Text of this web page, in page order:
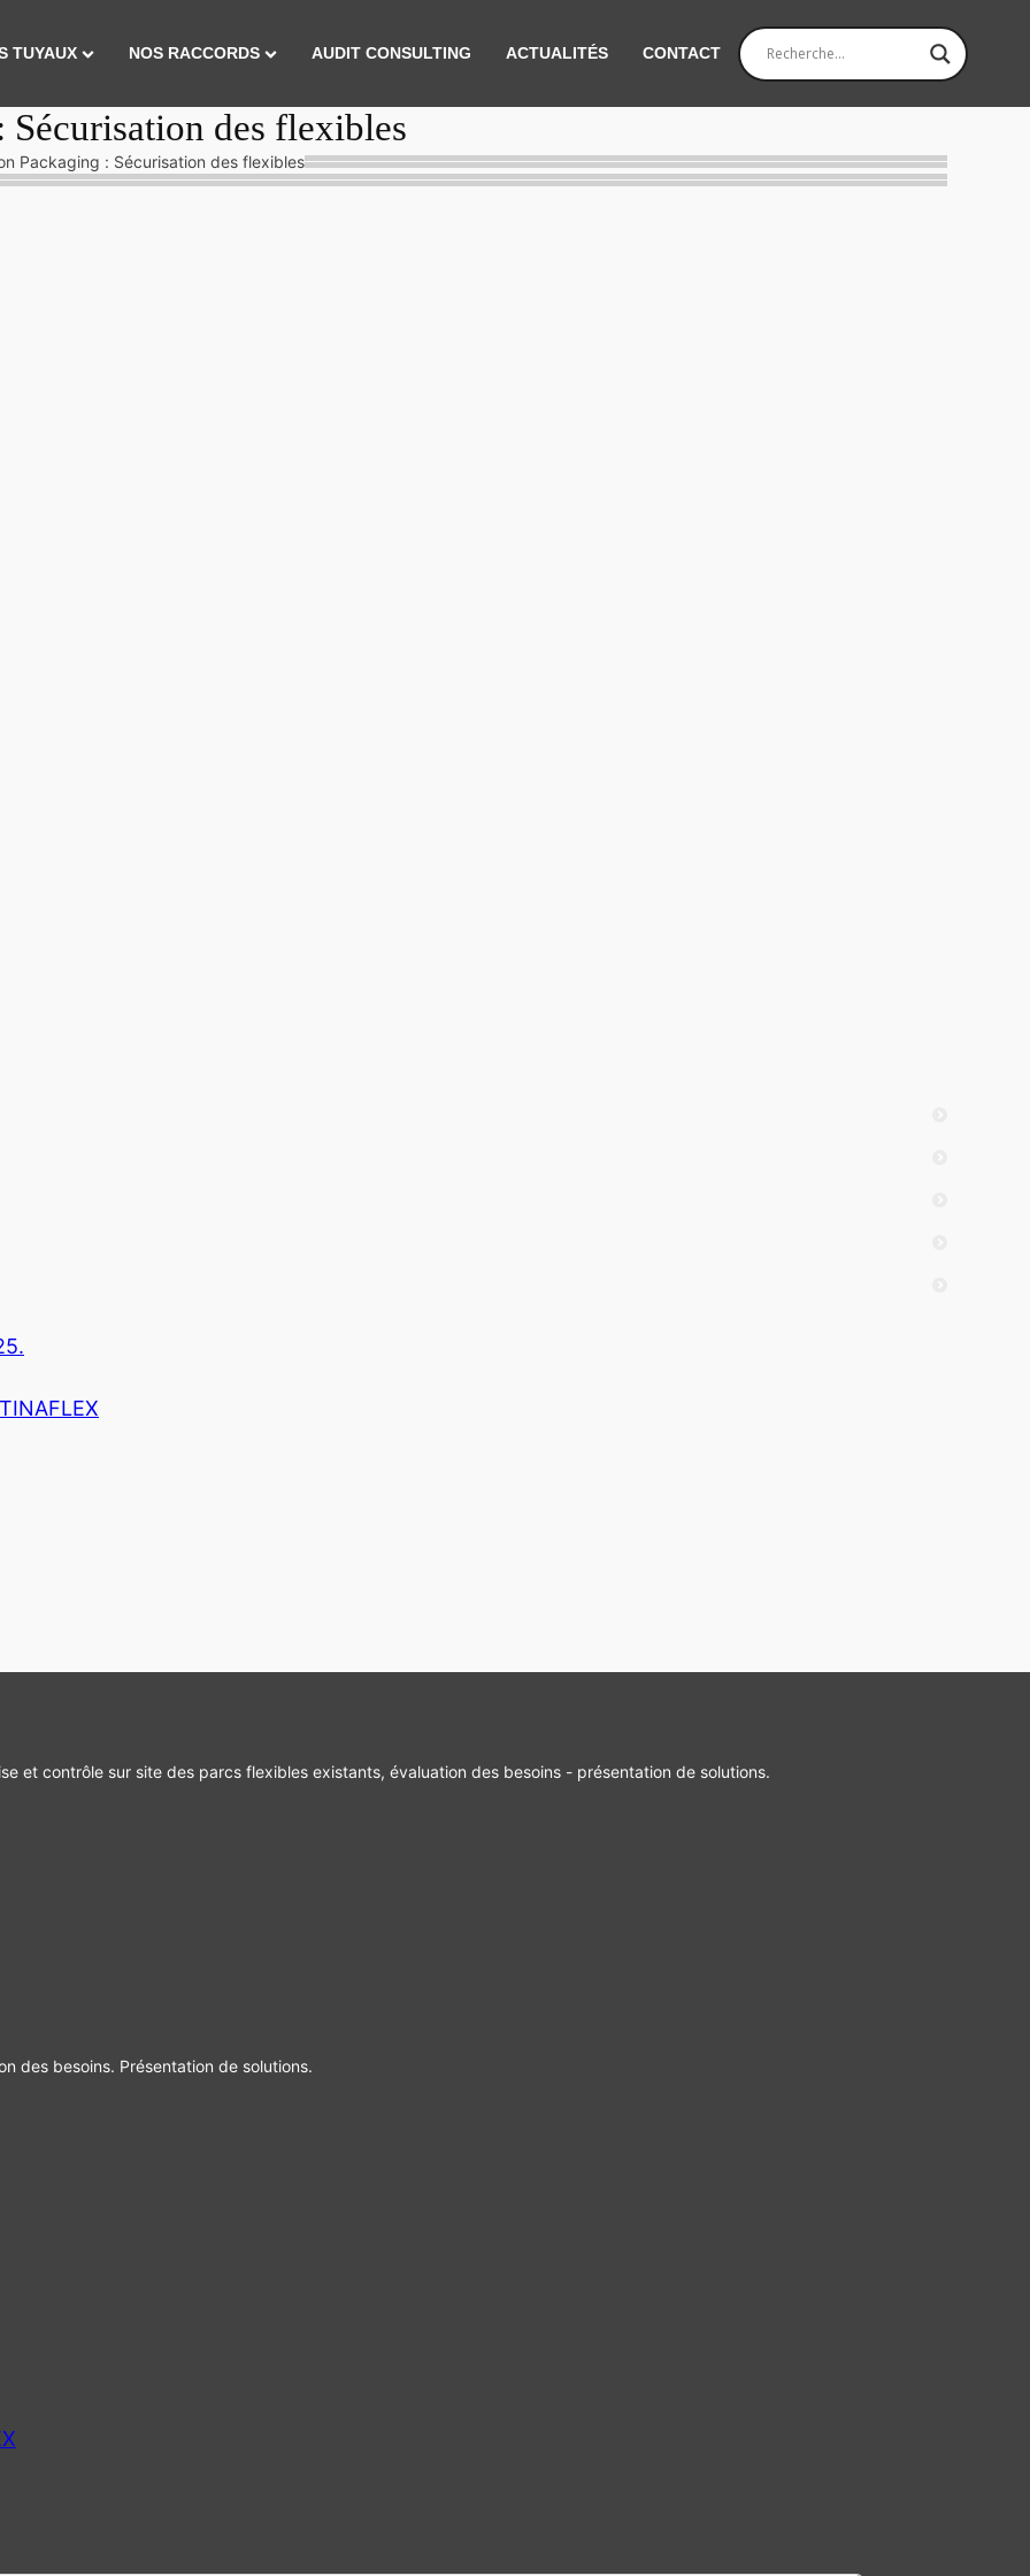
TUYAUX NOS RACCORDS AUDIT CONSULTING ACTUALITÉS CONTACT
des flexibles
Packaging : Sécurisation des flexibles
et contrôle sur site des parcs flexibles existants, évaluation des besoins - présentation de solutions.
des besoins. Présentation de solutions.